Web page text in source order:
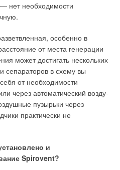
нет необходимости
особенно в
от места генерации
может достигать нескольких
сепараторов в схему вы
от необходимости
через автоматический возду-
пузырьки через
практически не
и
Spirovent?